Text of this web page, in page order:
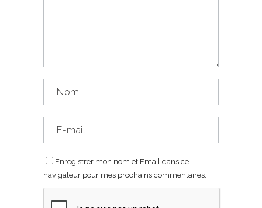
Enregistrer mon nom et Email dans ce
navigateur pour mes prochains commentaires.